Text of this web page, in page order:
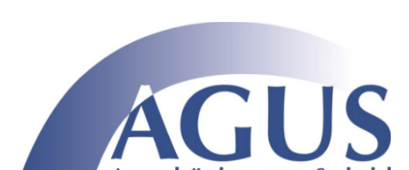
Zum Hauptinhalt springen